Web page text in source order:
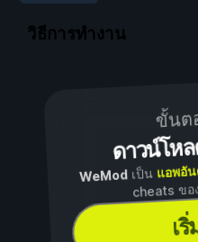
วิธีการทำงาน
ขั้นต
ดาวน์โห
WeModเป็น แอพอั
cheats ข
เ